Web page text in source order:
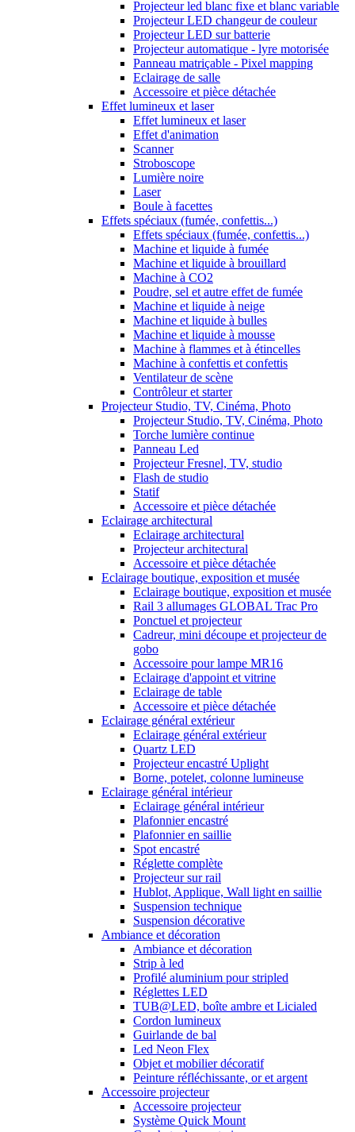
Projecteur led blanc fixe et blanc variable
Projecteur LED changeur de couleur
Projecteur LED sur batterie
Projecteur automatique - lyre motorisée
Panneau matriçable - Pixel mapping
Eclairage de salle
Accessoire et pièce détachée
Effet lumineux et laser
Effet lumineux et laser
Effet d'animation
Scanner
Stroboscope
Lumière noire
Laser
Boule à facettes
Effets spéciaux (fumée, confettis...)
Effets spéciaux (fumée, confettis...)
Machine et liquide à fumée
Machine et liquide à brouillard
Machine à CO2
Poudre, sel et autre effet de fumée
Machine et liquide à neige
Machine et liquide à bulles
Machine et liquide à mousse
Machine à flammes et à étincelles
Machine à confettis et confettis
Ventilateur de scène
Contrôleur et starter
Projecteur Studio, TV, Cinéma, Photo
Projecteur Studio, TV, Cinéma, Photo
Torche lumière continue
Panneau Led
Projecteur Fresnel, TV, studio
Flash de studio
Statif
Accessoire et pièce détachée
Eclairage architectural
Eclairage architectural
Projecteur architectural
Accessoire et pièce détachée
Eclairage boutique, exposition et musée
Eclairage boutique, exposition et musée
Rail 3 allumages GLOBAL Trac Pro
Ponctuel et projecteur
Cadreur, mini découpe et projecteur de
gobo
Accessoire pour lampe MR16
Eclairage d'appoint et vitrine
Eclairage de table
Accessoire et pièce détachée
Eclairage général extérieur
Eclairage général extérieur
Quartz LED
Projecteur encastré Uplight
Borne, potelet, colonne lumineuse
Eclairage général intérieur
Eclairage général intérieur
Plafonnier encastré
Plafonnier en saillie
Spot encastré
Réglette complète
Projecteur sur rail
Hublot, Applique, Wall light en saillie
Suspension technique
Suspension décorative
Ambiance et décoration
Ambiance et décoration
Strip à led
Profilé aluminium pour stripled
Réglettes LED
TUB@LED, boîte ambre et Licialed
Cordon lumineux
Guirlande de bal
Led Neon Flex
Objet et mobilier décoratif
Peinture réfléchissante, or et argent
Accessoire projecteur
Accessoire projecteur
Système Quick Mount